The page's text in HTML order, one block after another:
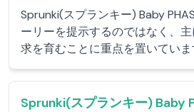
Sprunki(スプランキー) Baby
ーリーを提示するのではなく、
求を育むことに重点を置いていま
Sprunki(スプランキー) Baby